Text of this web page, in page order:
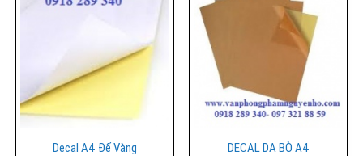
Decal A4 Đế Vàng
DECAL DA BÒ A4